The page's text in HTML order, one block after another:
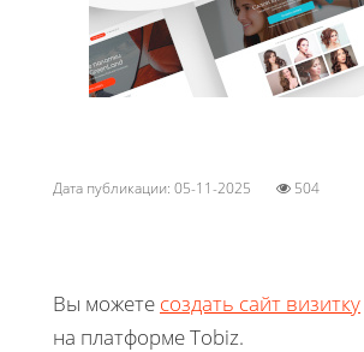
Дата публикации: 05-11-2025 504
Вы можете создать сайт визитку
на платформе Tobiz.